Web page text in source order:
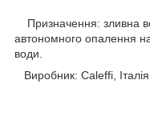
Призначення: зливна
автономного опалення
води.
Виробник: Caleffi, Італія.